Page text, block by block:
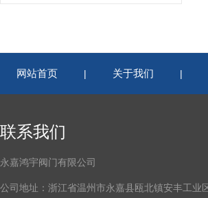
网站首页 | 关于我们 |
联系我们
永嘉鸿宇阀门有限公司
公司地址：浙江省温州市永嘉县瓯北镇安丰工业